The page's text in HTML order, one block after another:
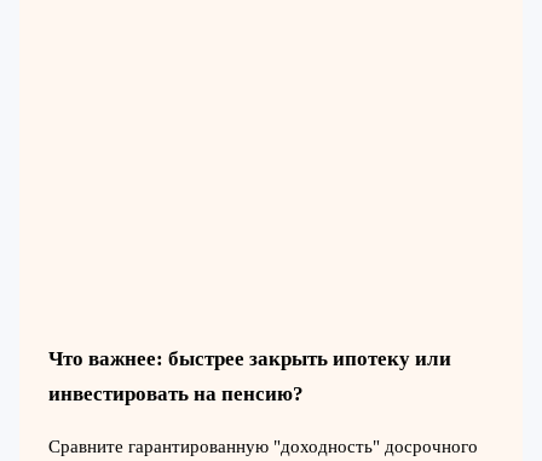
Что важнее: быстрее закрыть ипотеку или
инвестировать на пенсию?
Сравните гарантированную "доходность" досрочного